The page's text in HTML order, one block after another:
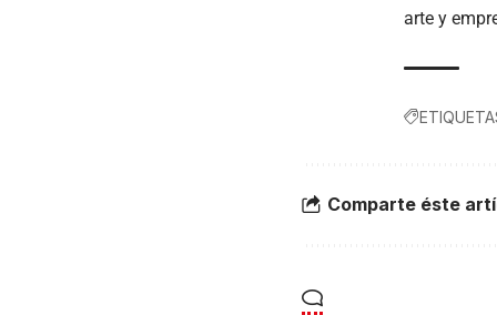
arte y
Comparte éste